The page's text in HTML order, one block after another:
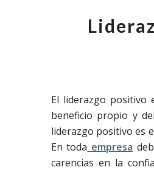
El liderazgo positivo
beneficio propio y
liderazgo positivo es
En toda empresa
carencias en la